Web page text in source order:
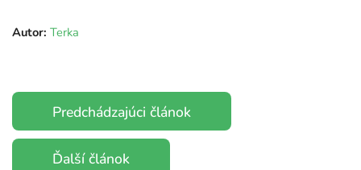
Autor: Terka
Predchádzajúci článok
Ďalší článok